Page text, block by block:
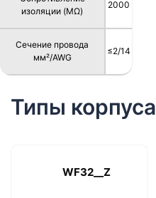
изоляции (MΩ)
Сечение провода
мм²/AWG
2000
≤2/14
Типы корпуса
WF32__Z